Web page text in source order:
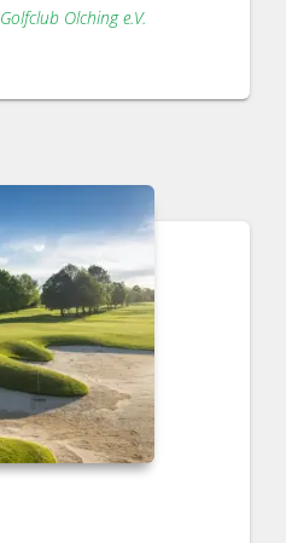
Golfclub Olching e.V.